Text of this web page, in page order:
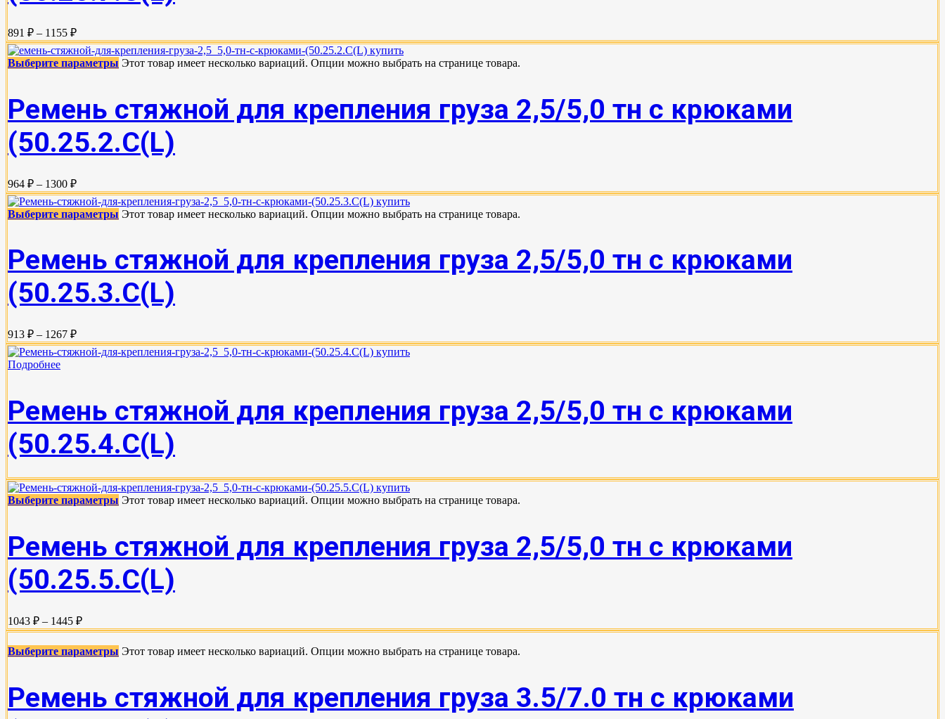
891 ₽ – 1155 ₽
Выберите параметры Этот товар имеет несколько вариаций. Опции можно выбрать на странице товара.
Ремень стяжной для крепления груза 2,5/5,0 тн с крюками
(50.25.2.C(L)
964 ₽ – 1300 ₽
Выберите параметры Этот товар имеет несколько вариаций. Опции можно выбрать на странице товара.
Ремень стяжной для крепления груза 2,5/5,0 тн с крюками
(50.25.3.C(L)
913 ₽ – 1267 ₽
Подробнее
Ремень стяжной для крепления груза 2,5/5,0 тн с крюками
(50.25.4.С(L)
Выберите параметры Этот товар имеет несколько вариаций. Опции можно выбрать на странице товара.
Ремень стяжной для крепления груза 2,5/5,0 тн с крюками
(50.25.5.C(L)
1043 ₽ – 1445 ₽
Выберите параметры Этот товар имеет несколько вариаций. Опции можно выбрать на странице товара.
Ремень стяжной для крепления груза 3.5/7.0 тн с крюками